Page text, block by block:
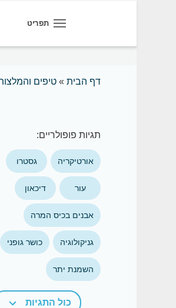
תפריט
דף הבית» טיפים
תגיות פופולריים:
אורטיקריה גסטרו
עור דיכאון
אבנים בכיס המרה
גניקולוגיה כושר גופני
השמנת יתר
כול התגיות